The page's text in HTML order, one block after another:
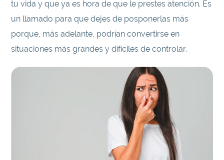
tu vida y que ya es hora de que le prestes atención. Es
un llamado para que dejes de posponerlas más
porque, más adelante, podrían convertirse en
situaciones más grandes y difíciles de controlar.